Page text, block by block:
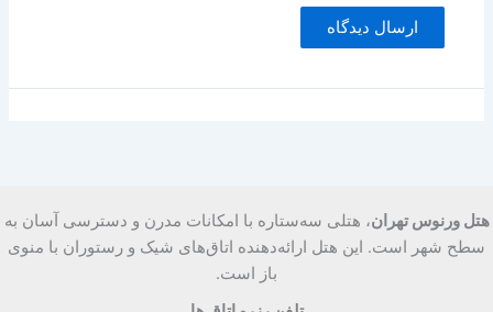
هتل ورنوس تهران، هتلی سه‌ستاره با امکانات مدرن و دسترسی آسان به
سطح شهر است. این هتل ارائه‌دهنده اتاق‌های شیک و رستوران با منوی
باز است.